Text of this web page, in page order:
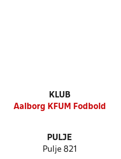
KLUB
Aalborg KFUM Fodbold
PULJE
Pulje 821